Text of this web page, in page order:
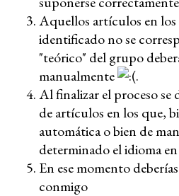
Aquellos artículos en los
identificado no se
"teórico" del grupo
manualmente
.
Al finalizar el proceso
de artículos en los que,
automática o bien de
determinado el idioma
En ese momento
conmigo